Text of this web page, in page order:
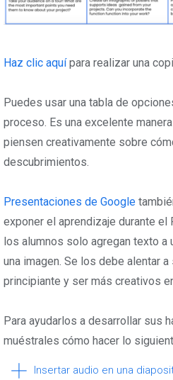
Haz clic aquípara realizar una
Puedes usar una tabla de
proceso. Es una excelente
piensen creativamente sobre
descubrimientos.
Presentaciones de Google
exponer el aprendizaje durante el
los alumnos solo agregan texto a
una imagen. Se los debe alentar
principiante y ser más creativos
Para ayudarlos a desarrollar sus
muéstrales cómo hacer lo
Insertar audio en una